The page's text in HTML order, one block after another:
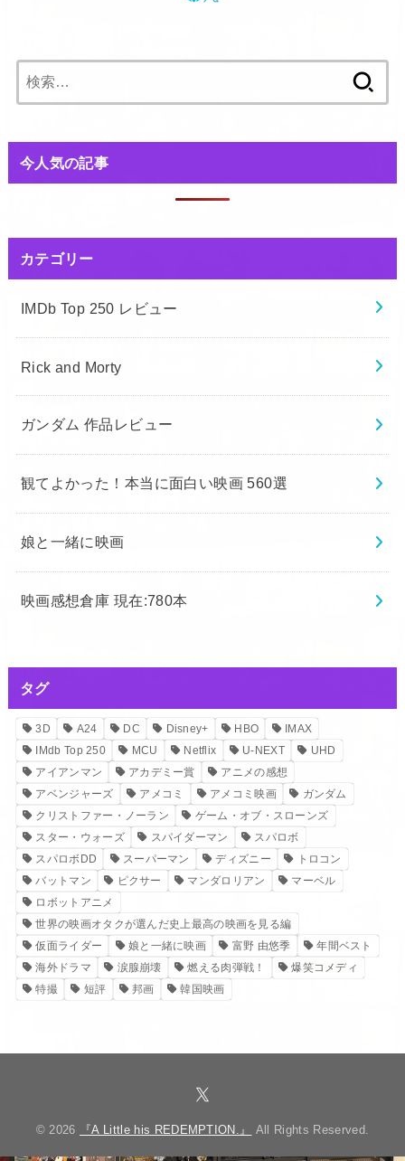
索:
今人気の記事
カテゴリー
IMDb Top 250 レビュー
Rick and Morty
ガンダム 作品レビュー
観てよかった！本当に面白い映画 560選
娘と一緒に映画
映画感想倉庫 現在:780本
タグ
3D A24 DC Disney+ HBO
IMAX
IMdb Top 250
MCU Netflix U-NEXT
UHD
アイアンマン
アカデミー賞
アニメの感想
アベンジャーズ
アメコミ アメコミ映画
ガンダム
クリストファー・ノーラン
ゲーム・オブ・スローンズ
スター・ウォーズ
スパイダーマン
スパロボ
スパロボDD
スーパーマン ディズニー
トロコン
バットマン
ピクサー マンダロリアン
マーベル
ロボットアニメ
世界の映画オタクが選んだ史上最高の映画を見る編
仮面ライダー
娘と一緒に映画 富野 由悠季
年間ベスト
海外ドラマ
涙腺崩壊 燃える肉弾戦！
爆笑コメディ
特撮
短評 邦画 韓国映画
© 2026 『A Little his REDEMPTION.』 All Rights Reserved.